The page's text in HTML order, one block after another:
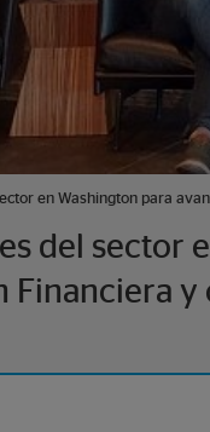
en Washington para
del sector
Financiera y